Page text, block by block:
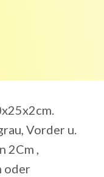
Vorder u.
2Cm ,
oder